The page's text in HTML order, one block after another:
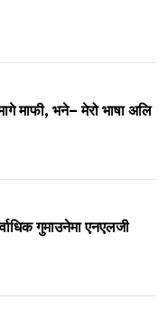
माफी, भने– मेरो भाषा अलि
गुमाउनेमा एनएलजी